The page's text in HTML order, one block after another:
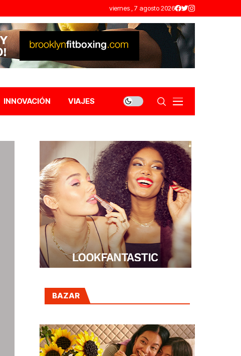
viernes , 7 agosto 2026
INNOVACIÓN VIAJES
BAZAR